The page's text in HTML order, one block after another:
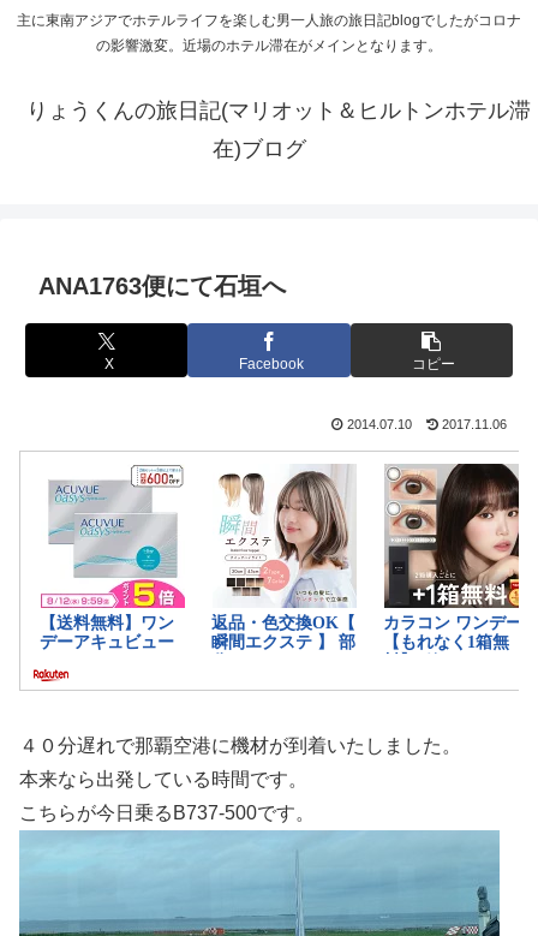
主に東南アジアでホテルライフを楽しむ男一人旅の旅日記blogでしたがコロナ
の影響激変。近場のホテル滞在がメインとなります。
りょうくんの旅日記(マリオット＆ヒルトンホテル滞
在)ブログ
ANA1763便にて石垣へ
X Facebook コピー
2014.07.10 2017.11.06
４０分遅れで那覇空港に機材が到着いたしました。
本来なら出発している時間です。
こちらが今日乗るB737-500です。